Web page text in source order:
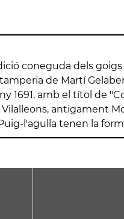
coneguda dels
de Martí
1691, amb el títol de
antigament
l'agulla tenen la
alternats de vuit i
així: 8-4-8-8-4-
de molts dels
errats sou guia /